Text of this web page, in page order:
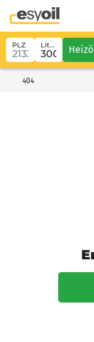
PLZ Liter
404